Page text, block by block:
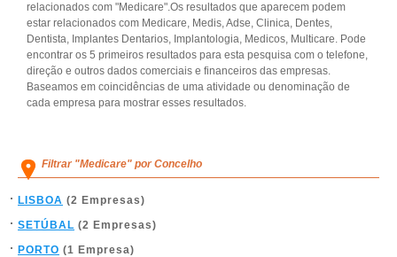
relacionados com "Medicare".Os resultados que aparecem podem
estar relacionados com Medicare, Medis, Adse, Clinica, Dentes,
Dentista, Implantes Dentarios, Implantologia, Medicos, Multicare. Pode
encontrar os 5 primeiros resultados para esta pesquisa com o telefone,
direção e outros dados comerciais e financeiros das empresas.
Baseamos em coincidências de uma atividade ou denominação de
cada empresa para mostrar esses resultados.
Filtrar "Medicare" por Concelho
LISBOA (2 Empresas)
SETÚBAL (2 Empresas)
PORTO (1 Empresa)